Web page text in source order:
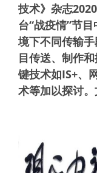
技术》杂志
台“战疫情”节
境下不同传输
目传送、制作
键技术如IS+、
术等加以探讨。